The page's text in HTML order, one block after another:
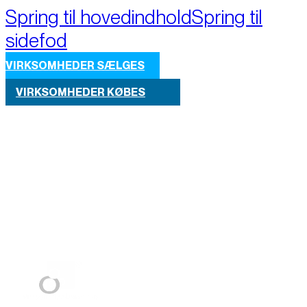
Spring til hovedindholdSpring til
sidefod
VIRKSOMHEDER SÆLGES
VIRKSOMHEDER KØBES